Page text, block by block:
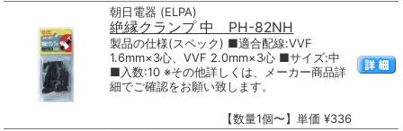
朝日電器 (ELPA)
絶縁クランプ 中 PH-82NH
製品の仕様(スペック) ■適合配線:VVF
1.6mm×3心、VVF 2.0mm×3心 ■サイズ:中
■入数:10 ※その他詳しくは、メーカー商品詳
細でご確認をお願い致します。
【数量1個〜】単価 ¥336